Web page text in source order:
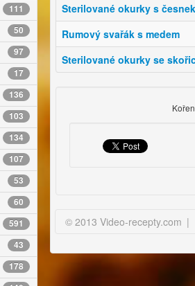
111
50
97
17
136
103
134
107
53
60
591
43
178
Sterilované okurky s
Rumový svařák s medem
Sterilované okurky se
© 2013 Video-recepty.com |